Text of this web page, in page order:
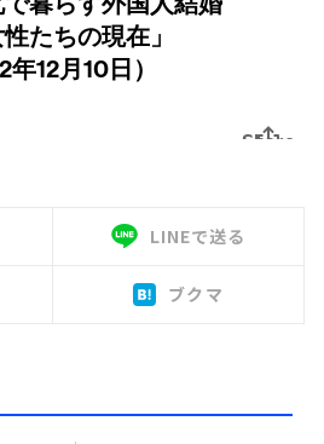
LINEで送る
ブクマ